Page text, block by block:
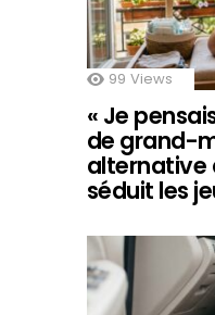
99 Views
« Je
de grand-
alternative
séduit les